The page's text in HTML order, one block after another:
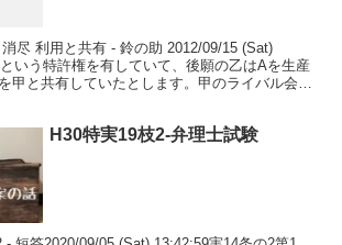
尽 利用と共有 - 鈴の助 2012/09/15 (Sat)
いう特許権を有していて、後願の乙はAを生産
甲と共有していたとします。甲のライバル会社
H30特実19枝2-弁理士試験